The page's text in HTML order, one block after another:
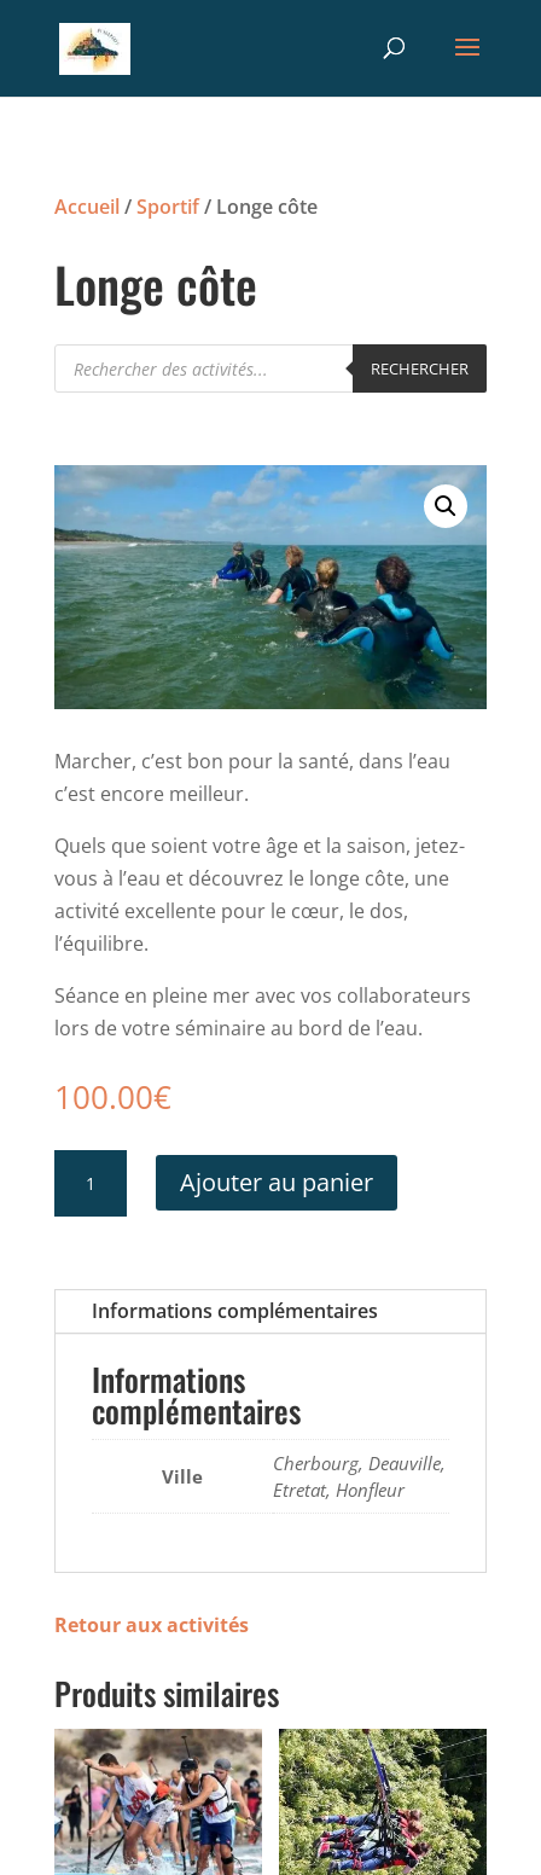
Accueil/Sportif/ Longe côte
Longe côte
Recherche
de
produits
RECHERCHER
Marcher, c’est bon pour la santé, dans l’eau
c’est encore meilleur.
Quels que soient votre âge et la saison, jetez-
vous à l’eau et découvrez le longe côte, une
activité excellente pour le cœur, le dos,
l’équilibre.
Séance en pleine mer avec vos collaborateurs
lors de votre séminaire au bord de l’eau.
100.00€
Ajouter au panier
Informations complémentaires
Informations
complémentaires
Ville
Cherbourg, Deauville,
Etretat, Honfleur
Retour aux activités
Produits similaires